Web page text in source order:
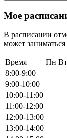
Мое
В расписании
может
Время Пн Вт
8:00-9:00
9:00-10:00
10:00-11:00
11:00-12:00
12:00-13:00
13:00-14:00